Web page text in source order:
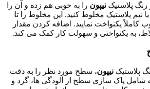
رنگ پلاستیک نیپون را به‌ خوبی هم زده و آن را
نیم‌ پلاستیک مخلوط کنید. این مخلوط را تا
کاملاً یکنواخت نمایید. اضافه کردن مقدار
به یکنواختی و سهولت کار کمک می ‌کند.
پلاستیک نیپون، سطح مورد نظر را به‌ دقت
شامل پاک ‌سازی سطح از آلودگی ‌ها، گرد و